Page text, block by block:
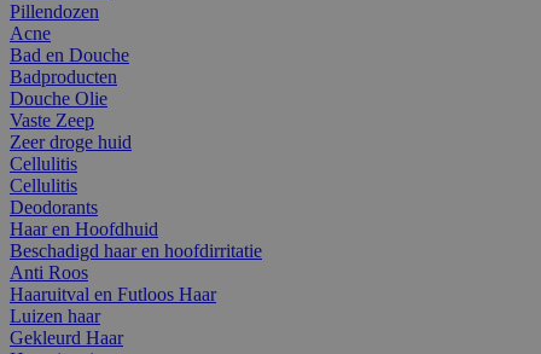
Pillendozen
Acne
Bad en Douche
Badproducten
Douche Olie
Vaste Zeep
Zeer droge huid
Cellulitis
Cellulitis
Deodorants
Haar en Hoofdhuid
Beschadigd haar en hoofdirritatie
Anti Roos
Haaruitval en Futloos Haar
Luizen haar
Gekleurd Haar